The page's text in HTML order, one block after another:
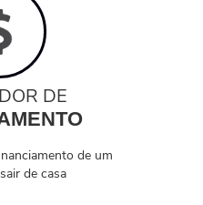
DE
de um
de casa